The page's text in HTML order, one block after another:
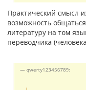
Практический смысл
возможность
литературу на том
переводчика
qwerty123456789: